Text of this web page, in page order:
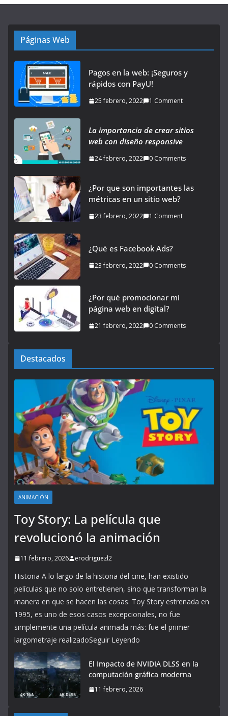
Páginas Web
Pagos en la web: ¡Seguros y
rápidos con PayU!
25 febrero, 2022 1 Comment
La importancia de crear sitios
web con diseño responsive
24 febrero, 2022 0 Comments
¿Por que son importantes las
métricas en un sitio web?
23 febrero, 2022 1 Comment
¿Qué es Facebook Ads?
23 febrero, 2022 0 Comments
¿Por qué promocionar mi
página web en digital?
21 febrero, 2022 0 Comments
Destacados
ANIMACIÓN
Toy Story: La película que
revolucionó la animación
11 febrero, 2026 erodriguezl2
Historia A lo largo de la historia del cine, han existido
películas que no solo entretienen, sino que transforman la
manera en que se hacen las cosas. Toy Story estrenada en
1995, es uno de esos casos excepcionales, no fue
simplemente una película animada más: fue el primer
largometraje realizadoSeguir Leyendo
El Impacto de NVIDIA DLSS en la
computación gráfica moderna
11 febrero, 2026